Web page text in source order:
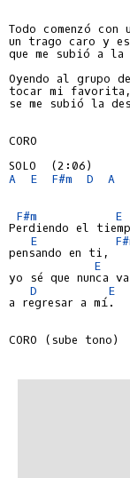
Todo comenzó con
un trago caro y
que me subió a la
Oyendo al grupo
tocar mi favorita,
se me subió la
CORO
A
E F#m D A
F#m E
Perdiendo el
E
pensando en ti,
E
yo sé que nunca
D
E
a regresar a mí.
CORO (sube tono)